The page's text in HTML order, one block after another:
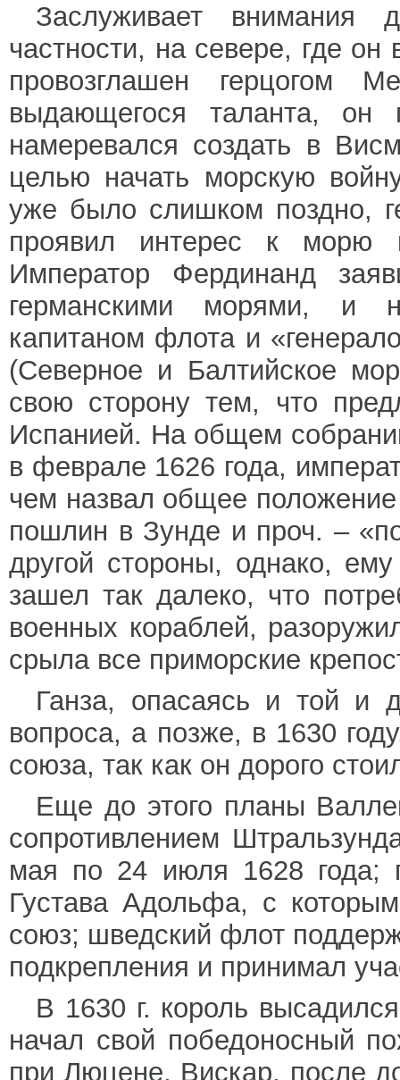
Заслуживает внимания
частности, на севере, где
провозглашен герцогом
выдающегося таланта,
намеревался создать в
целью начать морскую
уже было слишком поздно,
проявил интерес к морю
Император Фердинанд
германскими морями, и
капитаном флота и
(Северное и Балтийское
свою сторону тем, что
Испанией. На общем
в феврале 1626 года,
чем назвал общее
пошлин в Зунде и проч. –
другой стороны, однако,
зашел так далеко, что
военных кораблей,
срыла все приморские
Ганза, опасаясь и той и
вопроса, а позже, в 1630
союза, так как он дорого
Еще до этого планы
сопротивлением
мая по 24 июля 1628 года;
Густава Адольфа, с
союз; шведский флот
подкрепления и принимал
В 1630 г. король
начал свой победоносный
при Люцене, Вискар, после